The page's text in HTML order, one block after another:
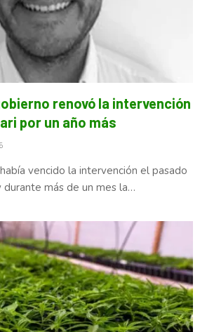
renovó la intervención
por un año más
vencido la intervención el pasado
más de un mes la…